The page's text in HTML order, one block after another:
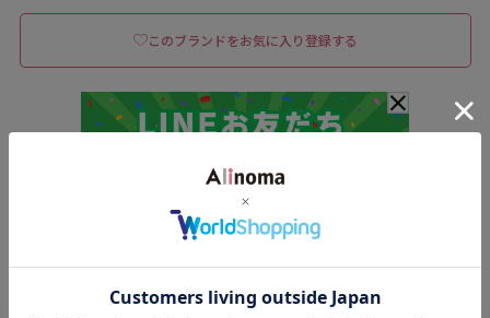
このブランドをお気に入り登録する